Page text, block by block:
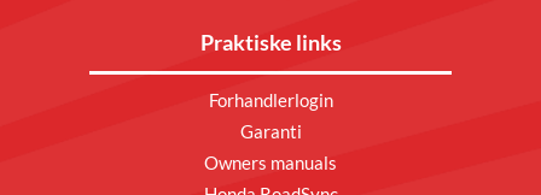
Praktiske links
Forhandlerlogin
Garanti
Owners manuals